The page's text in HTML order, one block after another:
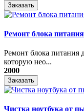
Заказать
Ремонт блока питания
​Ремонт блока питания
которую нео...
2000
Заказать
Чистка ноутбука от